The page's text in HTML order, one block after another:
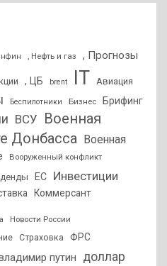
, Нефть и газ , Прогнозы
, ЦБ brent IT Авиация
Беспилотники Бизнес
Брифинг
ВСУ Военная
Донбасса
Военная
Вооруженный конфликт
ЕС Инвестиции
Коммерсант
Новости России
Страховка ФРС
путин доллар